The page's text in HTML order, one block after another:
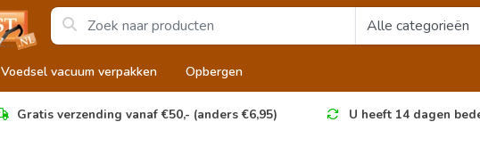
Voedsel vacuum verpakken Opbergen
Gratis verzending vanaf €50,- (anders €6,95) U heeft 14 dagen